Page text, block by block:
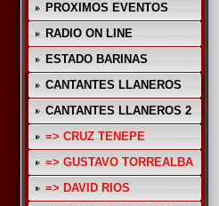
PROXIMOS EVENTOS
RADIO ON LINE
ESTADO BARINAS
CANTANTES LLANEROS
CANTANTES LLANEROS 2
=> CRUZ TENEPE
=> GUSTAVO TORREALBA
=> DAVID RIOS